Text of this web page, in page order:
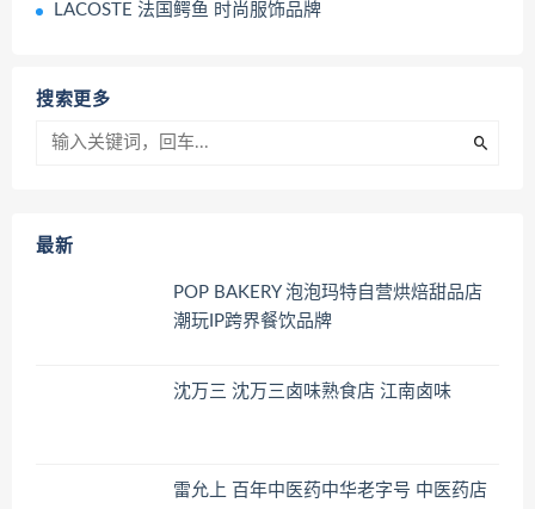
LACOSTE 法国鳄鱼 时尚服饰品牌
搜索更多
最新
POP BAKERY 泡泡玛特自营烘焙甜品店
潮玩IP跨界餐饮品牌
沈万三 沈万三卤味熟食店 江南卤味
雷允上 百年中医药中华老字号 中医药店